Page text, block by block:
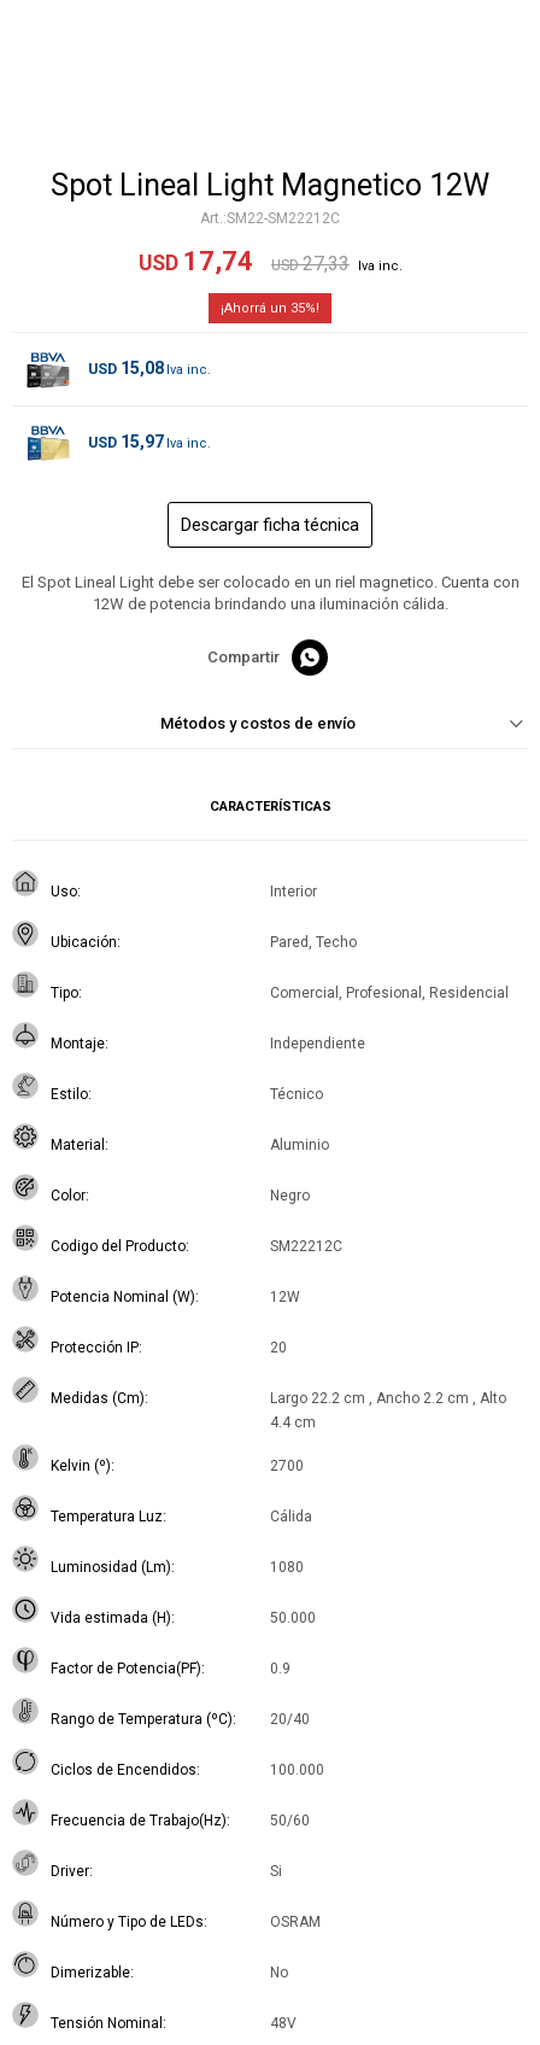
Spot Lineal Light Magnetico 12W
SM22-SM22212C
USD 17,74 USD 27,33
35
USD 15,08
USD 15,97
Descargar ficha técnica
El Spot Lineal Light debe ser colocado en un riel magnetico. Cuenta con
12W de potencia brindando una iluminación cálida.

Métodos y costos de envío
CARACTERÍSTICAS
Uso Interior
Ubicación Pared, Techo
Tipo Comercial, Profesional, Residencial
Montaje Independiente
Estilo Técnico
Material Aluminio
Color Negro
Codigo del Producto SM22212C
Potencia Nominal (W) 12W
Protección IP 20
Medidas (Cm)
Largo 22.2 cm , Ancho 2.2 cm , Alto
4.4 cm
Kelvin (º) 2700
Temperatura Luz Cálida
Luminosidad (Lm) 1080
Vida estimada (H) 50.000
Factor de Potencia(PF) 0.9
Rango de Temperatura (ºC) 20/40
Ciclos de Encendidos 100.000
Frecuencia de Trabajo(Hz) 50/60
Driver Si
Número y Tipo de LEDs OSRAM
Dimerizable No
Tensión Nominal 48V